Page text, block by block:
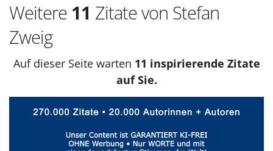
Weitere 11 Zitate von Stefan
Zweig
Auf dieser Seite warten 11 inspirierende Zitate
auf Sie.